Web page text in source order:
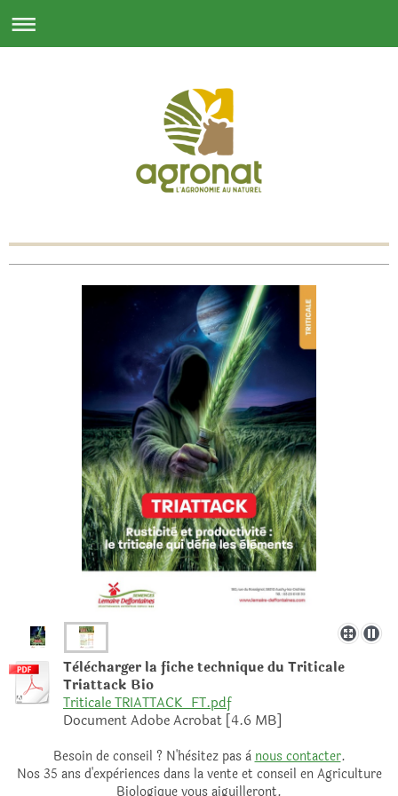
Tèlècharger la fiche technique du Triticale
Triattack Bio
Triticale TRIATTACK_FT.pdf
Document Adobe Acrobat [4.6 MB]
Besoin de conseil ? N'hèsitez pas à nous contacter.
Nos 35 ans d'expèriences dans la vente et conseil en Agriculture
Biologique vous aiguilleront.